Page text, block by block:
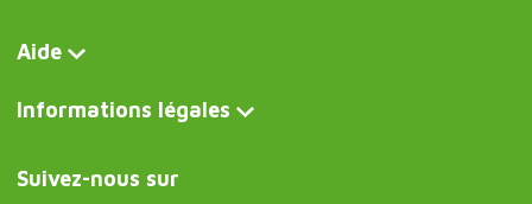
Aide
Informations légales
Suivez-nous sur